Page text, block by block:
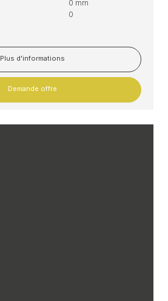
0 mm
0
Plus d'informations
Demande offre